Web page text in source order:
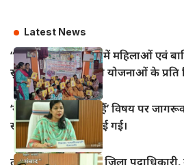
Latest News
“सखी वार्ता” कार्यक्रम में महिलाओं एवं
सुरक्षा एवं कल्याणकारी योजनाओं के
‘नदियाँ क्यों महत्वपूर्ण हैं’ विषय पर
संरक्षण की शपथ दिलाई गई।
तीन वरिष्ठ पत्रकारों को जिला